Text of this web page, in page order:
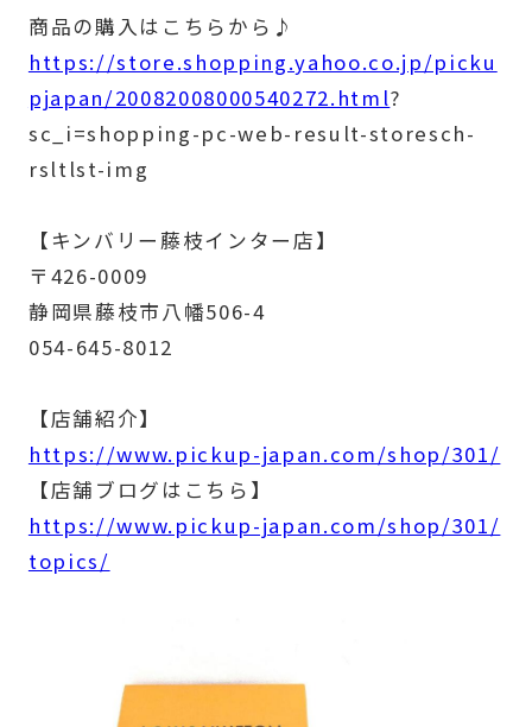
商品の購入はこちらから♪
https://store.shopping.yahoo.co.jp/picku
pjapan/20082008000540272.html?
sc_i=shopping-pc-web-result-storesch-
rsltlst-img
【キンバリー藤枝インター店】
〒426-0009
静岡県藤枝市八幡506-4
054-645-8012
【店舗紹介】
https://www.pickup-japan.com/shop/301/
【店舗ブログはこちら】
https://www.pickup-japan.com/shop/301/
topics/